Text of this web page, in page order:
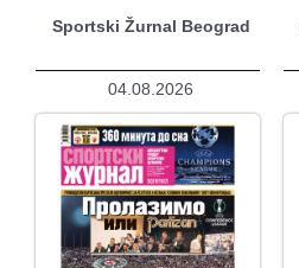
Sportski Žurnal Beograd
04.08.2026